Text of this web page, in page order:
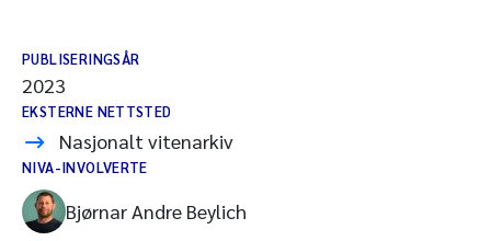
PUBLISERINGSÅR
2023
EKSTERNE NETTSTED
Nasjonalt vitenarkiv
NIVA-INVOLVERTE
Bjørnar Andre Beylich